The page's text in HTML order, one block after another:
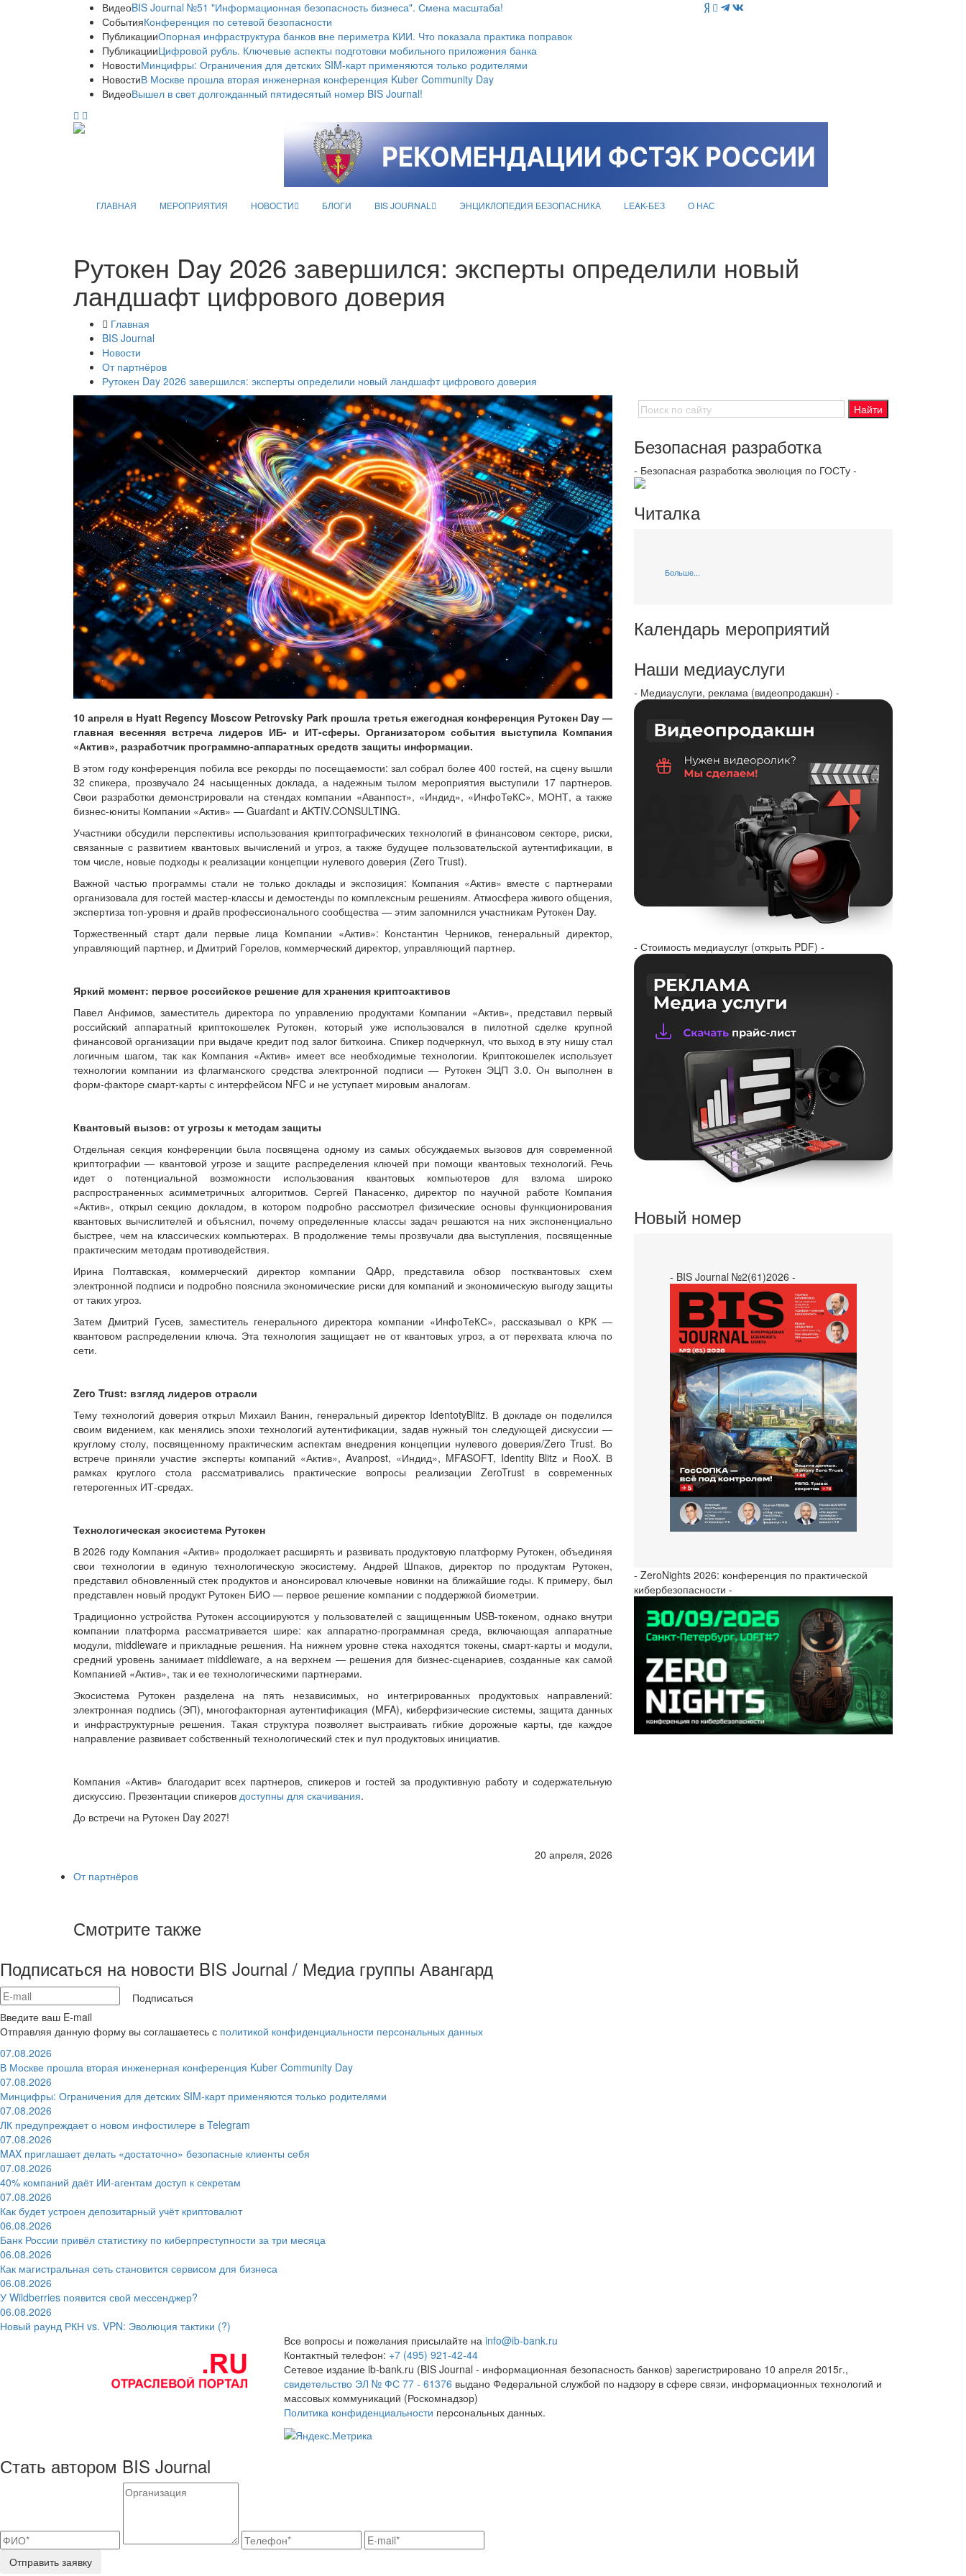
ВидеоBIS Journal №51 "Информационная безопасность бизнеса". Смена масштаба!
СобытияКонференция по сетевой безопасности
ПубликацииОпорная инфраструктура банков вне периметра КИИ. Что показала практика поправок
ПубликацииЦифровой рубль. Ключевые аспекты подготовки мобильного приложения банка
НовостиМинцифры: Ограничения для детских SIM-карт применяются только родителями
НовостиВ Москве прошла вторая инженерная конференция Kuber Community Day
ВидеоВышел в свет долгожданный пятидесятый номер BIS Journal!
ГЛАВНАЯ МЕРОПРИЯТИЯ НОВОСТИ БЛОГИ BIS JOURNAL ЭНЦИКЛОПЕДИЯ БЕЗОПАСНИКА LEAK-БЕЗ О НАС
Рутокен Day 2026 завершился: эксперты определили новый
ландшафт цифрового доверия
Главная
BIS Journal
Новости
От партнёров
Рутокен Day 2026 завершился: эксперты определили новый ландшафт цифрового доверия
10 апреля в Hyatt Regency Moscow Petrovsky Park прошла третья ежегодная конференция Рутокен Day —
главная весенняя встреча лидеров ИБ- и ИТ-сферы. Организатором события выступила Компания
«Актив», разработчик программно-аппаратных средств защиты информации.
В этом году конференция побила все рекорды по посещаемости: зал собрал более 400 гостей, на сцену вышли
32 спикера, прозвучало 24 насыщенных доклада, а надежным тылом мероприятия выступили 17 партнеров.
Свои разработки демонстрировали на стендах компании «Аванпост», «Индид», «ИнфоТеКС», МОНТ, а также
бизнес-юниты Компании «Актив» — Guardant и AKTIV.CONSULTING.
Участники обсудили перспективы использования криптографических технологий в финансовом секторе, риски,
связанные с развитием квантовых вычислений и угроз, а также будущее пользовательской аутентификации, в
том числе, новые подходы к реализации концепции нулевого доверия (Zero Trust).
Важной частью программы стали не только доклады и экспозиция: Компания «Актив» вместе с партнерами
организовала для гостей мастер-классы и демостенды по комплексным решениям. Атмосфера живого общения,
экспертиза топ-уровня и драйв профессионального сообщества — этим запомнился участникам Рутокен Day.
Торжественный старт дали первые лица Компании «Актив»: Константин Черников, генеральный директор,
управляющий партнер, и Дмитрий Горелов, коммерческий директор, управляющий партнер.
Яркий момент: первое российское решение для хранения криптоактивов
Павел Анфимов, заместитель директора по управлению продуктами Компании «Актив», представил первый
российский аппаратный криптокошелек Рутокен, который уже использовался в пилотной сделке крупной
финансовой организации при выдаче кредит под залог биткоина. Спикер подчеркнул, что выход в эту нишу стал
логичным шагом, так как Компания «Актив» имеет все необходимые технологии. Криптокошелек использует
технологии компании из флагманского средства электронной подписи — Рутокен ЭЦП 3.0. Он выполнен в
форм-факторе смарт-карты с интерфейсом NFC и не уступает мировым аналогам.
Квантовый вызов: от угрозы к методам защиты
Отдельная секция конференции была посвящена одному из самых обсуждаемых вызовов для современной
криптографии — квантовой угрозе и защите распределения ключей при помощи квантовых технологий. Речь
идет о потенциальной возможности использования квантовых компьютеров для взлома широко
распространенных асимметричных алгоритмов. Сергей Панасенко, директор по научной работе Компания
«Актив», открыл секцию докладом, в котором подробно рассмотрел физические основы функционирования
квантовых вычислителей и объяснил, почему определенные классы задач решаются на них экспоненциально
быстрее, чем на классических компьютерах. В продолжение темы прозвучали два выступления, посвященные
практическим методам противодействия.
Ирина Полтавская, коммерческий директор компании QApp, представила обзор постквантовых схем
электронной подписи и подробно пояснила экономические риски для компаний и экономическую выгоду защиты
от таких угроз.
Затем Дмитрий Гусев, заместитель генерального директора компании «ИнфоТеКС», рассказывал о КРК —
квантовом распределении ключа. Эта технология защищает не от квантовых угроз, а от перехвата ключа по
сети.
Zero Trust: взгляд лидеров отрасли
Тему технологий доверия открыл Михаил Ванин, генеральный директор IdentotyBlitz. В докладе он поделился
своим видением, как менялись эпохи технологий аутентификации, задав нужный тон следующей дискуссии —
круглому столу, посвященному практическим аспектам внедрения концепции нулевого доверия/Zero Trust. Во
встрече приняли участие эксперты компаний «Актив», Avanpost, «Индид», MFASOFT, Identity Blitz и RooX. В
рамках круглого стола рассматривались практические вопросы реализации ZeroTrust в современных
гетерогенных ИТ-средах.
Технологическая экосистема Рутокен
В 2026 году Компания «Актив» продолжает расширять и развивать продуктовую платформу Рутокен, объединяя
свои технологии в единую технологическую экосистему. Андрей Шпаков, директор по продуктам Рутокен,
представил обновленный стек продуктов и анонсировал ключевые новинки на ближайшие годы. К примеру, был
представлен новый продукт Рутокен БИО — первое решение компании с поддержкой биометрии.
Традиционно устройства Рутокен ассоциируются у пользователей с защищенным USB-токеном, однако внутри
компании платформа рассматривается шире: как аппаратно-программная среда, включающая аппаратные
модули, middleware и прикладные решения. На нижнем уровне стека находятся токены, смарт-карты и модули,
средний уровень занимает middleware, а на верхнем — решения для бизнес-сценариев, созданные как самой
Компанией «Актив», так и ее технологическими партнерами.
Экосистема Рутокен разделена на пять независимых, но интегрированных продуктовых направлений:
электронная подпись (ЭП), многофакторная аутентификация (MFA), киберфизические системы, защита данных
и инфраструктурные решения. Такая структура позволяет выстраивать гибкие дорожные карты, где каждое
направление развивает собственный технологический стек и пул продуктовых инициатив.
Компания «Актив» благодарит всех партнеров, спикеров и гостей за продуктивную работу и содержательную
дискуссию. Презентации спикеров доступны для скачивания.
До встречи на Рутокен Day 2027!
20 апреля, 2026
От партнёров
Смотрите также
Безопасная разработка
- Безопасная разработка эволюция по ГОСТу -
Читалка
Больше...
Календарь мероприятий
Наши медиауслуги
- Медиауслуги, реклама (видеопродакшн) -
- Стоимость медиауслуг (открыть PDF) -
Новый номер
- BIS Journal №2(61)2026 -
- ZeroNights 2026: конференция по практической
кибербезопасности -
Подписаться на новости BIS Journal / Медиа группы Авангард
Подписаться
Введите ваш E-mail
Отправляя данную форму вы соглашаетесь с политикой конфиденциальности персональных данных
07.08.2026
В Москве прошла вторая инженерная конференция Kuber Community Day
07.08.2026
Минцифры: Ограничения для детских SIM-карт применяются только родителями
07.08.2026
ЛК предупреждает о новом инфостилере в Telegram
07.08.2026
MAX приглашает делать «достаточно» безопасные клиенты себя
07.08.2026
40% компаний даёт ИИ‑агентам доступ к секретам
07.08.2026
Как будет устроен депозитарный учёт криптовалют
06.08.2026
Банк России привёл статистику по киберпреступности за три месяца
06.08.2026
Как магистральная сеть становится сервисом для бизнеса
06.08.2026
У Wildberries появится свой мессенджер?
06.08.2026
Новый раунд РКН vs. VPN: Эволюция тактики (?)
Все вопросы и пожелания присылайте на info@ib-bank.ru
Контактный телефон: +7 (495) 921-42-44
Сетевое издание ib-bank.ru (BIS Journal - информационная безопасность банков) зарегистрировано 10 апреля 2015г.,
свидетельство ЭЛ № ФС 77 - 61376 выдано Федеральной службой по надзору в сфере связи, информационных технологий и
массовых коммуникаций (Роскомнадзор)
Политика конфиденциальности персональных данных.
Стать автором BIS Journal
Отправить заявку